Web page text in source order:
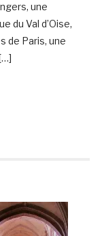
une
du Val d’Oise,
de Paris, une